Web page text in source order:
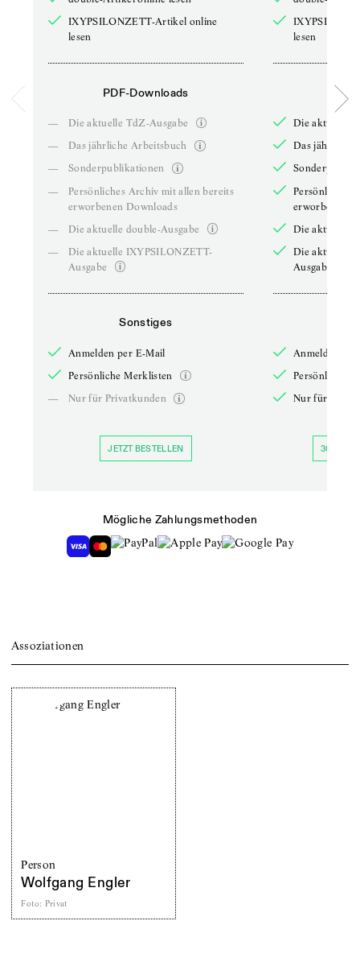
IXYPSILONZETT-Artikel online
lesen
PDF-Downloads
—
Die aktuelle TdZ-Ausgabe
—
Das jährliche Arbeitsbuch
—
Sonderpublikationen
—
Persönliches Archiv mit allen bereits
erworbenen Downloads
—
Die aktuelle double-Ausgabe
—
Die aktuelle IXYPSILONZETT-
Ausgabe
Sonstiges
Anmelden per E-Mail
Persönliche Merklisten
—
Nur für Privatkunden
JETZT BESTELLEN
lesen
Die aktuelle
Das jährliche
Persönliches
erworbenen
Die aktuelle
Die aktuelle
Ausgabe
Anmelden
Persönliche
Nur für
30 TAGE
Mögliche Zahlungsmethoden
Assoziationen
Person
Wolfgang Engler
Foto: Privat